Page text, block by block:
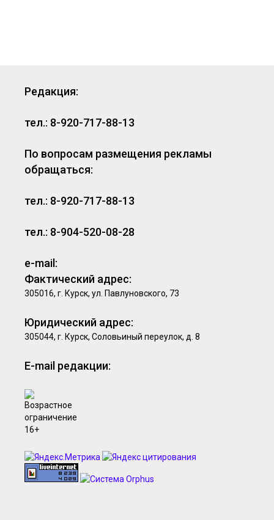
Редакция:
тел.: 8-920-717-88-13
По вопросам размещения рекламы
обращаться:
тел.: 8-920-717-88-13
тел.: 8-904-520-08-28
e-mail:
Фактический адрес:
305016, г. Курск, ул. Павлуновского, 73
Юридический адрес:
305044, г. Курск, Соловьиный переулок, д. 8
E-mail редакции: